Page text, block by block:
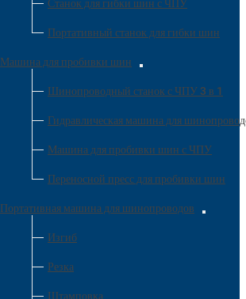
Станок для гибки шин с ЧПУ
Портативный станок для гибки шин
Машина для пробивки шин
Шинопроводный станок с ЧПУ 3 в 1
Гидравлическая машина для
Машина для пробивки шин с ЧПУ
Переносной пресс для пробивки шин
Портативная машина для шинопроводов
Изгиб
Резка
Штамповка